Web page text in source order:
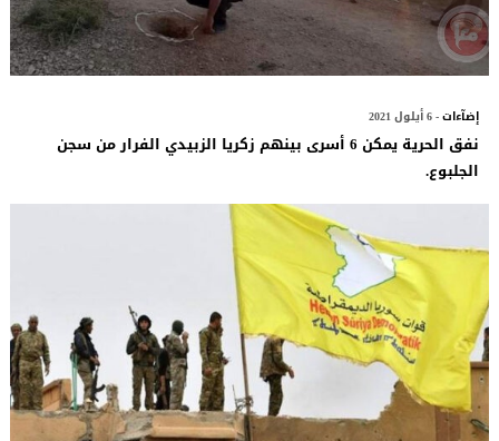
إضآءات- 6 أيلول 2021
نفق الحرية يمكن 6 أسرى بينهم زكريا الزبيدي الفرار من سجن
الجلبوع.